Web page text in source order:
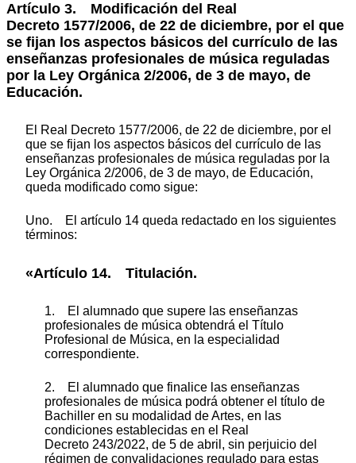
Artículo 3. Modificación del Real
Decreto 1577/2006, de 22 de diciembre, por el que
se fijan los aspectos básicos del currículo de las
enseñanzas profesionales de música reguladas
por la Ley Orgánica 2/2006, de 3 de mayo, de
Educación.
El Real Decreto 1577/2006, de 22 de diciembre, por el
que se fijan los aspectos básicos del currículo de las
enseñanzas profesionales de música reguladas por la
Ley Orgánica 2/2006, de 3 de mayo, de Educación,
queda modificado como sigue:
Uno. El artículo 14 queda redactado en los siguientes
términos:
«Artículo 14. Titulación.
1. El alumnado que supere las enseñanzas
profesionales de música obtendrá el Título
Profesional de Música, en la especialidad
correspondiente.
2. El alumnado que finalice las enseñanzas
profesionales de música podrá obtener el título de
Bachiller en su modalidad de Artes, en las
condiciones establecidas en el Real
Decreto 243/2022, de 5 de abril, sin perjuicio del
régimen de convalidaciones regulado para estas